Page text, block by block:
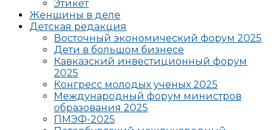
Этикет
Женщины в деле
Детская редакция
Восточный экономический форум 2025
Дети в большом бизнесе
Кавказский инвестиционный форум
2025
Конгресс молодых ученых 2025
Международный форум министров
образования 2025
ПМЭФ-2025